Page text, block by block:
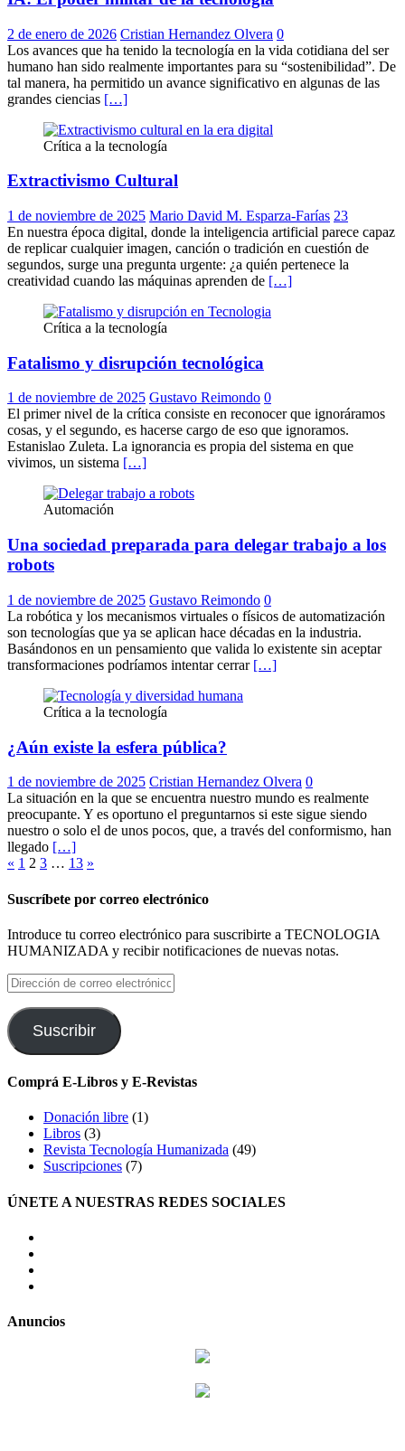
2 de enero de 2026 Cristian Hernandez Olvera 0
Los avances que ha tenido la tecnología en la vida cotidiana del ser
humano han sido realmente importantes para su “sostenibilidad”. De
tal manera, ha permitido un avance significativo en algunas de las
grandes ciencias […]
Crítica a la tecnología
Extractivismo Cultural
1 de noviembre de 2025 Mario David M. Esparza-Farías 23
En nuestra época digital, donde la inteligencia artificial parece capaz
de replicar cualquier imagen, canción o tradición en cuestión de
segundos, surge una pregunta urgente: ¿a quién pertenece la
creatividad cuando las máquinas aprenden de […]
Crítica a la tecnología
Fatalismo y disrupción tecnológica
1 de noviembre de 2025 Gustavo Reimondo 0
El primer nivel de la crítica consiste en reconocer que ignoráramos
cosas, y el segundo, es hacerse cargo de eso que ignoramos.
Estanislao Zuleta. La ignorancia es propia del sistema en que
vivimos, un sistema […]
Automación
Una sociedad preparada para delegar trabajo a los
robots
1 de noviembre de 2025 Gustavo Reimondo 0
La robótica y los mecanismos virtuales o físicos de automatización
son tecnologías que ya se aplican hace décadas en la industria.
Basándonos en un pensamiento que valida lo existente sin aceptar
transformaciones podríamos intentar cerrar […]
Crítica a la tecnología
¿Aún existe la esfera pública?
1 de noviembre de 2025 Cristian Hernandez Olvera 0
La situación en la que se encuentra nuestro mundo es realmente
preocupante. Y es oportuno el preguntarnos si este sigue siendo
nuestro o solo el de unos pocos, que, a través del conformismo, han
llegado […]
Paginación
de
« 1 2 3 … 13 »
Suscríbete por correo electrónico
Introduce tu correo electrónico para suscribirte a TECNOLOGIA
HUMANIZADA y recibir notificaciones de nuevas notas.
Dirección
de
correo
electrónico
Suscribir
Comprá E-Libros y E-Revistas
Donación libre (1)
Libros (3)
Revista Tecnología Humanizada (49)
Suscripciones (7)
ÚNETE A NUESTRAS REDES SOCIALES
Anuncios